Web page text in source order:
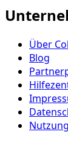
Über
Blog